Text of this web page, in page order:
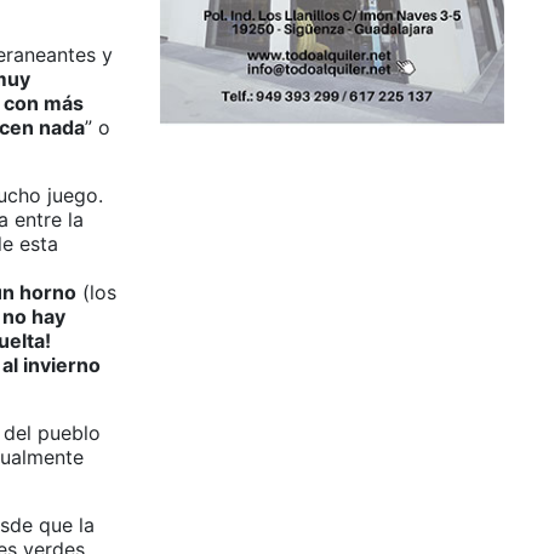
y
más
nada” o
juego.
entre la
esta
horno (los
hay
invierno
pueblo
que la
verdes